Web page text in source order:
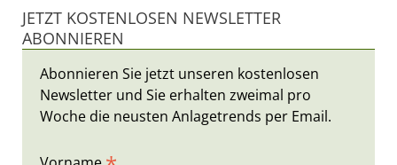
JETZT KOSTENLOSEN NEWSLETTER
ABONNIEREN
Abonnieren Sie jetzt unseren kostenlosen
Newsletter und Sie erhalten zweimal pro
Woche die neusten Anlagetrends per Email.